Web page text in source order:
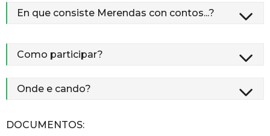
En que consiste Merendas con contos...?
Como participar?
Onde e cando?
DOCUMENTOS: